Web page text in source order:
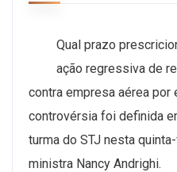
Qual prazo
ação regressiva de
contra empresa aérea por
controvérsia foi definida
turma do STJ nesta
ministra Nancy Andrighi.